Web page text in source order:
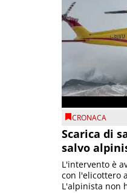
CRONACA
Scarica di
salvo
L'intervento è
con l'elicottero
L'alpinista non